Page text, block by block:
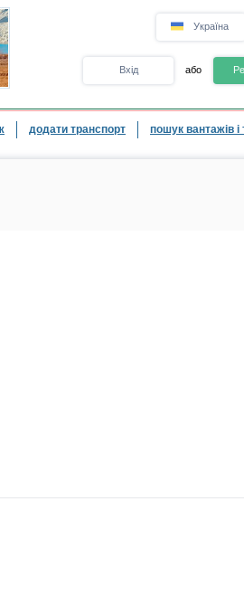
Україна
Вхід або
додати транспорт пошук вантажів і